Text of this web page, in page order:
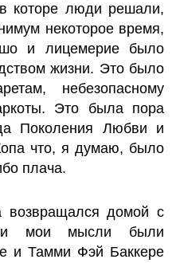
которе люди решали,
некоторое время,
и лицемерие было
жизни. Это было
небезопасному
Это была пора
Поколения Любви и
что, я думаю, было
плача.
возвращался домой с
и мои мысли были
и Тамми Фэй Баккере